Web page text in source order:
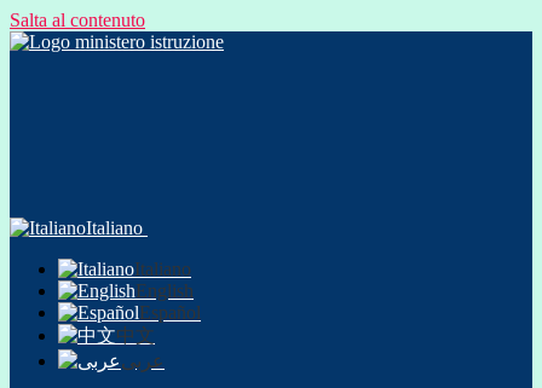
Salta al contenuto
Italiano
Italiano
English
Español
中文
عربى